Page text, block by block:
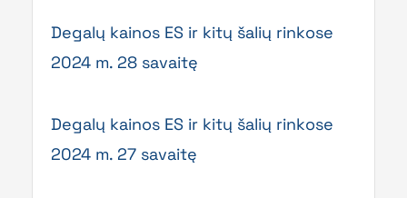
Degalų kainos ES ir kitų šalių rinkose
2024 m. 28 savaitę
Degalų kainos ES ir kitų šalių rinkose
2024 m. 27 savaitę